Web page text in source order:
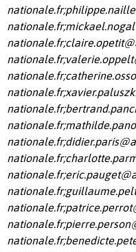
nationale.fr;
nationale.fr;
nationale.fr;
nationale.fr;
nationale.fr;
nationale.fr;
nationale.fr;
nationale.fr;
nationale.fr;
nationale.fr;
nationale.fr;
nationale.fr;
nationale.fr;
nationale.fr;
nationale.fr;